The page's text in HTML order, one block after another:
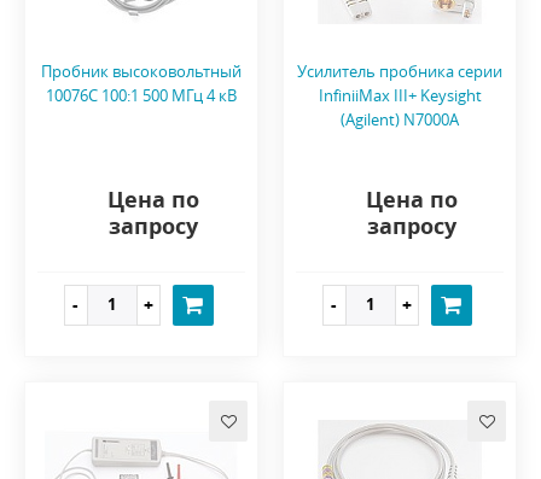
Пробник высоковольтный
10076C 100:1 500 МГц 4 кВ
Цена по
запросу
Усилитель пробника серии
InfiniiMax III+ Keysight
(Agilent) N7000A
Цена по
запросу